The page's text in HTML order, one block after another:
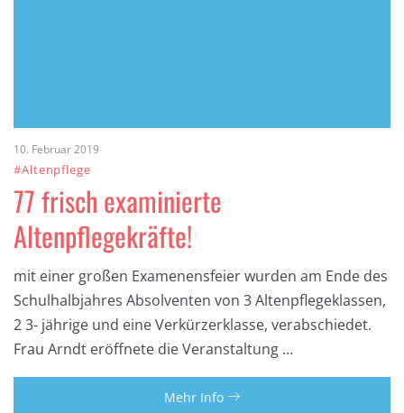
10. Februar 2019
#Altenpflege
77 frisch examinierte
Altenpflegekräfte!
mit einer großen Examenensfeier wurden am Ende des
Schulhalbjahres Absolventen von 3 Altenpflegeklassen,
2 3- jährige und eine Verkürzerklasse, verabschiedet.
Frau Arndt eröffnete die Veranstaltung …
Mehr Info